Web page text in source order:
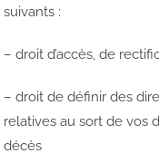
suivants :
– droit d’accès, de
– droit de définir des
relatives au sort de vos
décès